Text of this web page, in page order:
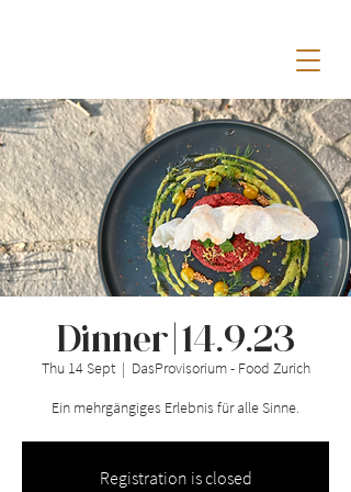
Dinner | 14.9.23
Thu 14 Sept
  |
DasProvisorium - Food Zurich
Ein mehrgängiges Erlebnis für alle Sinne.
Registration is closed